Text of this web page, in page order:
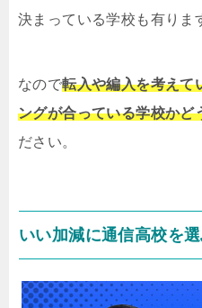
決まっている学校も有りま
なので転入や編入を考えて
ングが合っている学校かど
ださい。
いい加減に通信高校を